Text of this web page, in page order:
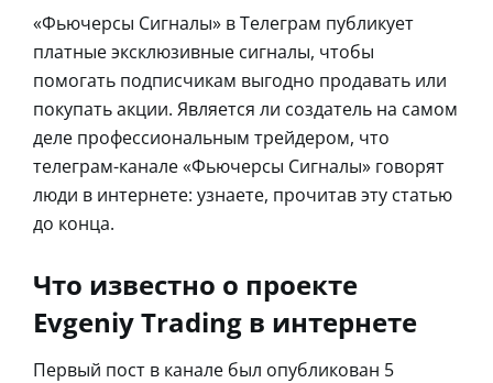
«Фьючерсы Сигналы» в Телеграм публикует
платные эксклюзивные сигналы, чтобы
помогать подписчикам выгодно продавать или
покупать акции. Является ли создатель на самом
деле профессиональным трейдером, что
телеграм-канале «Фьючерсы Сигналы» говорят
люди в интернете: узнаете, прочитав эту статью
до конца.
Что известно о проекте
Evgeniy Trading в интернете
Первый пост в канале был опубликован 5